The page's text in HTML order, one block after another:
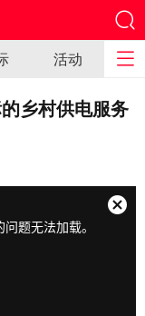
活动
乡村供电服务
题无法加载。
关